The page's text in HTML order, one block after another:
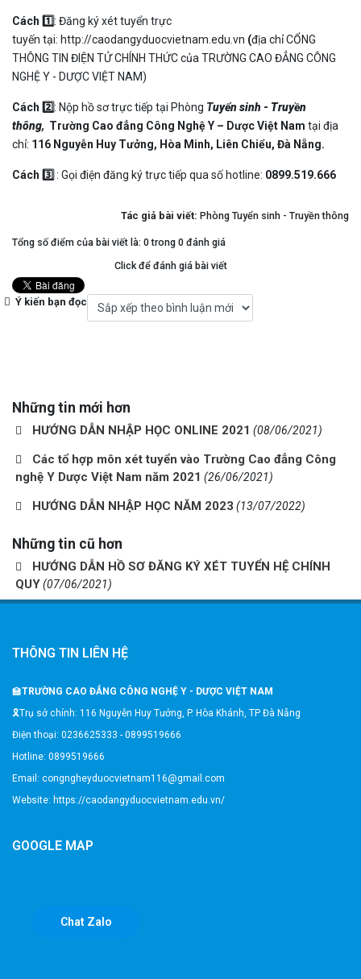
Cách 1️⃣: Đăng ký xét tuyển trực
tuyến tại: http://caodangyduocvietnam.edu.vn (địa chỉCỔNG
THÔNG TIN ĐIỆN TỬ CHÍNH THỨC của TRƯỜNG CAO ĐẲNG CÔNG
NGHỆ Y - DƯỢC VIỆT NAM)
Cách 2️⃣: Nộp hồ sơ trực tiếp tại Phòng Tuyển sinh - Truyền
thông, Trường Cao đẳng Công Nghệ Y – Dược Việt Nam tại địa
chỉ: 116 Nguyễn Huy Tưởng, Hòa Minh, Liên Chiểu, Đà Nẵng.
Cách 3️⃣ : Gọi điện đăng ký trực tiếp qua số hotline: 0899.519.666
Tác giả bài viết: Phòng Tuyển sinh - Truyền thông
Tổng số điểm của bài viết là: 0 trong 0 đánh giá
Click để đánh giá bài viết
Ý kiến bạn đọc
Những tin mới hơn
HƯỚNG DẪN NHẬP HỌC ONLINE 2021 (08/06/2021)
Các tổ hợp môn xét tuyển vào Trường Cao đẳng Công
nghệ Y Dược Việt Nam năm 2021 (26/06/2021)
HƯỚNG DẪN NHẬP HỌC NĂM 2023 (13/07/2022)
Những tin cũ hơn
HƯỚNG DẪN HỒ SƠ ĐĂNG KÝ XÉT TUYỂN HỆ CHÍNH
QUY(07/06/2021)
THÔNG TIN LIÊN HỆ
🏫TRƯỜNG CAO ĐẲNG CÔNG NGHỆ Y - DƯỢC VIỆT NAM
🎗️Trụ sở chính: 116 Nguyễn Huy Tưởng, P. Hòa Khánh, TP Đà Nẵng
Điện thoại: 0236625333 - 0899519666
Hotline: 0899519666
Email: congngheyduocvietnam116@gmail.com
Website: https://caodangyduocvietnam.edu.vn/
GOOGLE MAP
Chat Zalo